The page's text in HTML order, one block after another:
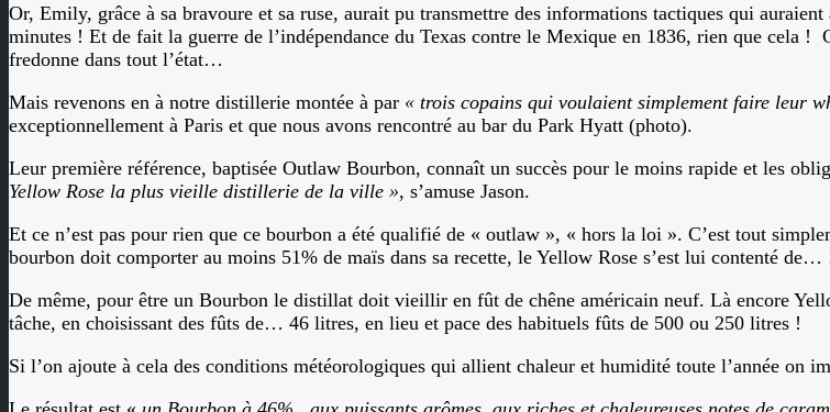
Or, Emily, grâce à sa bravoure et sa ruse, aurait pu transmettre des informations tactiques qui
minutes ! Et de fait la guerre de l’indépendance du Texas contre le Mexique en 1836, rien que cela
fredonne dans tout l’état…
Mais revenons en à notre distillerie montée à par « trois copains qui voulaient simplement faire leur
exceptionnellement à Paris et que nous avons rencontré au bar du Park Hyatt (photo).
Leur première référence, baptisée Outlaw Bourbon, connaît un succès pour le moins rapide et les
Yellow Rose la plus vieille distillerie de la ville », s’amuse Jason.
Et ce n’est pas pour rien que ce bourbon a été qualifié de « outlaw », « hors la loi ». C’est tout
bourbon doit comporter au moins 51% de maïs dans sa recette, le Yellow Rose s’est lui contenté de…
De même, pour être un Bourbon le distillat doit vieillir en fût de chêne américain neuf. Là encore
tâche, en choisissant des fûts de… 46 litres, en lieu et pace des habituels fûts de 500 ou 250 litres !
Si l’on ajoute à cela des conditions météorologiques qui allient chaleur et humidité toute l’année on